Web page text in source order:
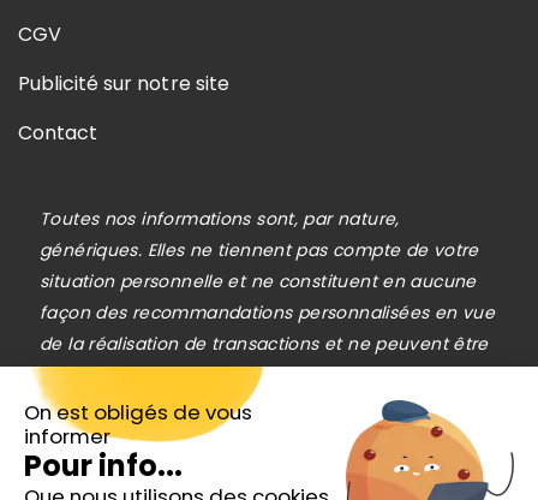
On est obligés de vous
informer
Pour info...
CGV
Publicité sur notre site
Contact
Toutes nos informations sont, par nature,
génériques. Elles ne tiennent pas compte de votre
situation personnelle et ne constituent en aucune
façon des recommandations personnalisées en vue
de la réalisation de transactions et ne peuvent être
assimilées à une prestation de conseil en
investissement financier, ni à une incitation
quelconque à acheter ou vendre des instruments
financiers. Le lecteur est seul responsable de